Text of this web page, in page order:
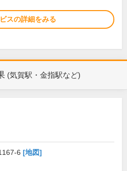
スの詳細をみる
(気賀駅・金指駅など)
6 [地図]